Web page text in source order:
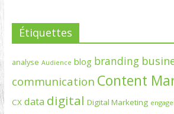
Étiquettes
analyse Audience blog branding
communication Content
CX data digital Digital Marketing